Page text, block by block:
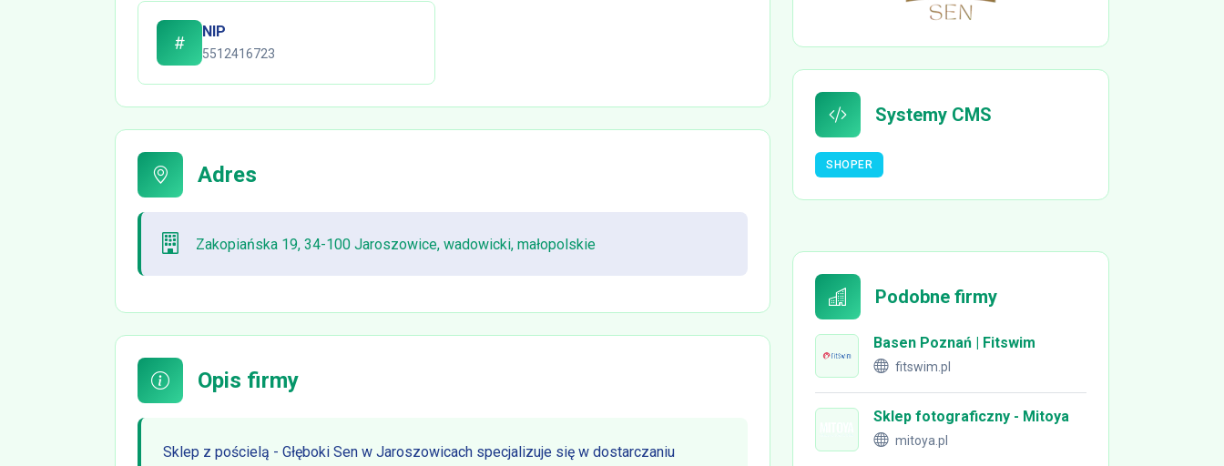
NIP
5512416723
Adres
Zakopiańska 19, 34-100 Jaroszowice, wadowicki, małopolskie
Opis firmy
Sklep z pościelą - Głęboki Sen w Jaroszowicach specjalizuje się w dostarczaniu
Systemy CMS
SHOPER
Podobne firmy
Basen Poznań | Fitswim
fitswim.pl
Sklep fotograficzny - Mitoya
mitoya.pl